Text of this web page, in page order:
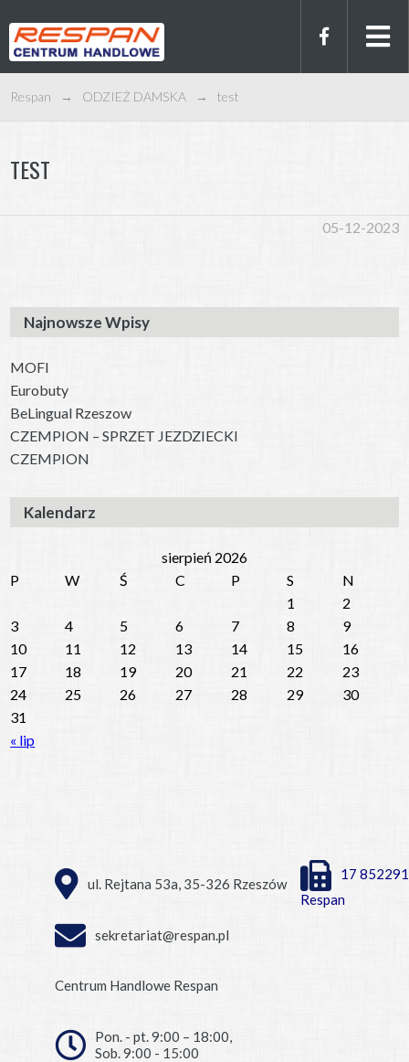
Respan → ODZIEŻ DAMSKA → test
TEST
05-12-2023
Najnowsze Wpisy
MOFI
Eurobuty
BeLingual Rzeszow
CZEMPION – SPRZET JEZDZIECKI
CZEMPION
Kalendarz
sierpień 2026
P
W Ś C P S
N
1
2
3
4 5 6 7 8
9
10
11 12 13 14 15
16
17
18 19 20 21 22
23
24
25 26 27 28 29
30
31
« lip
ul. Rejtana 53a, 35-326 Rzeszów
17
Respan
sekretariat@respan.pl
Centrum Handlowe Respan
Pon. - pt. 9:00 – 18:00,
Sob. 9:00 - 15:00